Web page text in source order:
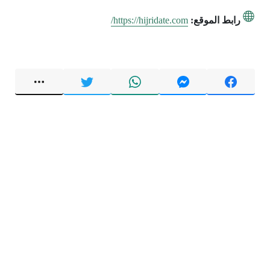
رابط الموقع: https://hijridate.com/